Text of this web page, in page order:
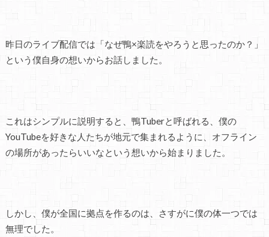
昨日のライブ配信では「なぜ鴨×楽読をやろうと思ったのか？」
という僕自身の想いからお話しました。
これはシンプルに説明すると、鴨Tuberと呼ばれる、僕の
YouTubeを好きな人たちが地元で集まれるように、オフライン
の場所があったらいいなという想いから始まりました。
しかし、僕が全国に拠点を作るのは、さすがに僕の体一つでは
無理でした。